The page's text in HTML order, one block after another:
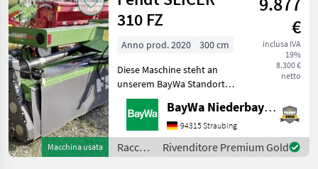
94065 Waldk
Pöttinger
Macchina usata
310 FZ
€
inclusa IVA
19%
8.300 €
netto
Anno prod. 2020
300 cm
Diese Maschine steht an
unserem BayWa Standort in
DE - 84307
Eggenfelden.Gerne steht
Ihnen Herr Trieflinger Tel.
0151/16103625 für Ihre
Anfrage zur Verfügung.
BayWa Niederbayern
94315 Straubing
Raccolta
mangimi
Rivenditore Premium Gold